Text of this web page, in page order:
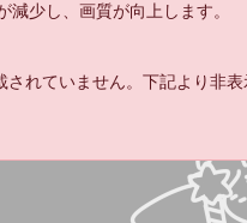
少し、画質が向上します。
れていません。下記より非表